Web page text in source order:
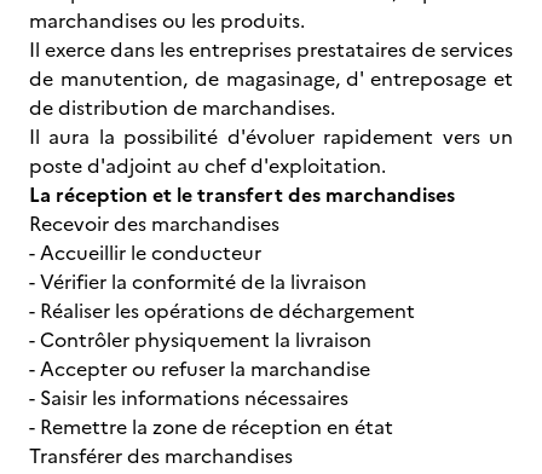
marchandises ou les produits.
Il exerce dans les entreprises prestataires de services
de manutention, de magasinage, d' entreposage et
de distribution de marchandises.
Il aura la possibilité d'évoluer rapidement vers un
poste d'adjoint au chef d'exploitation.
La réception et le transfert des marchandises
Recevoir des marchandises
- Accueillir le conducteur
- Vérifier la conformité de la livraison
- Réaliser les opérations de déchargement
- Contrôler physiquement la livraison
- Accepter ou refuser la marchandise
- Saisir les informations nécessaires
- Remettre la zone de réception en état
Transférer des marchandises